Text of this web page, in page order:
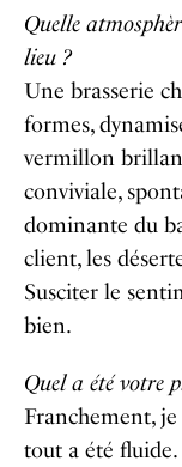
Quelle
lieu ?
Une brasserie
formes,
vermillon
conviviale,
dominante du
client, les
Susciter le
bien.
Quel a été votre
Franchement, je
tout a été fluide.